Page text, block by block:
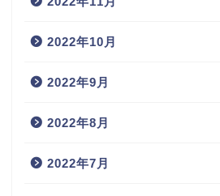
2022年10月
2022年9月
2022年8月
2022年7月